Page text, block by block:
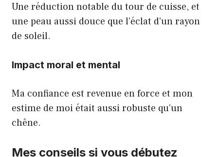
Une réduction notable du tour de cuisse, et
une peau aussi douce que l’éclat d’un rayon
de soleil.
Impact moral et mental
Ma confiance est revenue en force et mon
estime de moi était aussi robuste qu’un
chêne.
Mes conseils si vous débutez